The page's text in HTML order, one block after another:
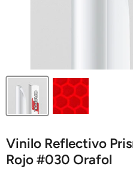
Vinilo Reflectivo
Rojo #030 Orafol